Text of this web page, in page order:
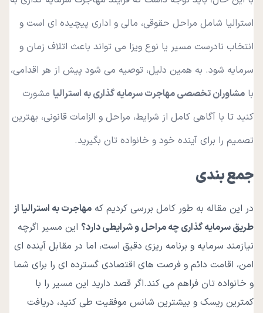
استرالیا شامل مراحل حقوقی، مالی و اداری پیچیده ای است و
انتخاب نادرست مسیر یا نوع ویزا می تواند باعث اتلاف زمان و
سرمایه شود. به همین دلیل، توصیه می شود پیش از هر اقدامی،
با مشاوران تخصصی مهاجرت سرمایه گذاری به استرالیا مشورت
کنید تا با آگاهی کامل از شرایط، مراحل و الزامات قانونی، بهترین
تصمیم را برای آینده خود و خانواده تان بگیرید.
جمع بندی
در این مقاله به طور کامل بررسی کردیم که مهاجرت به استرالیا از
طریق سرمایه گذاری چه مراحل و شرایطی دارد؟ این مسیر اگرچه
نیازمند سرمایه و برنامه ریزی دقیق است، اما در مقابل آینده ای
امن، اقامت دائم و فرصت های اقتصادی گسترده ای را برای شما
و خانواده تان فراهم می کند.اگر قصد دارید این مسیر را با
کمترین ریسک و بیشترین شانس موفقیت طی کنید، دریافت